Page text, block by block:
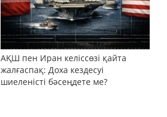
АҚШ пен Иран келіссөзі қайта
жалғаспақ: Доха кездесуі
шиеленісті бәсеңдете ме?